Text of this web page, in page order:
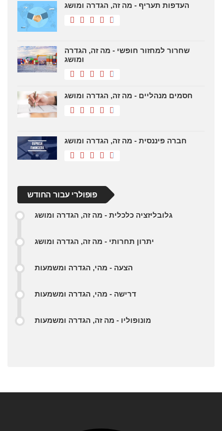
העדפות תעריף - מה זה, הגדרה ומושג
שחרור למחזור חופשי - מה זה, הגדרה
ומושג
חסמים מנהליים - מה זה, הגדרה ומושג
חברה פיננסית - מה זה, הגדרה ומושג
פופולרי עבור החודש
גלובליזציה כלכלית - מה זה, הגדרה ומושג
יתרון תחרותי - מה זה, הגדרה ומושג
הצעה - מהי, הגדרה ומשמעות
דרישה - מהי, הגדרה ומשמעות
מונופוליו - מה זה, הגדרה ומשמעות